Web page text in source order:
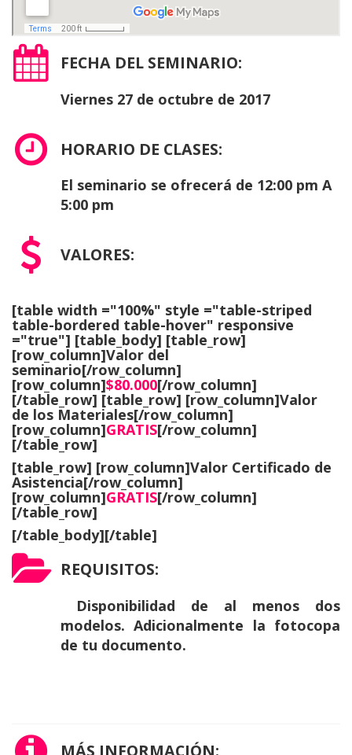
FECHA DEL SEMINARIO:
Viernes 27 de octubre de 2017
HORARIO DE CLASES:
El seminario se ofrecerá de 12:00 pm A
5:00 pm
VALORES:
[table width ="100%" style ="table-striped
table-bordered table-hover" responsive
="true"] [table_body] [table_row]
[row_column]Valor del
seminario[/row_column]
[row_column]$80.000[/row_column]
[/table_row] [table_row] [row_column]Valor
de los Materiales[/row_column]
[row_column]GRATIS[/row_column]
[/table_row]
[table_row] [row_column]Valor Certificado de
Asistencia[/row_column]
[row_column]GRATIS[/row_column]
[/table_row]
[/table_body][/table]
REQUISITOS:
Disponibilidad de al menos dos
modelos. Adicionalmente la fotocopa
de tu documento.